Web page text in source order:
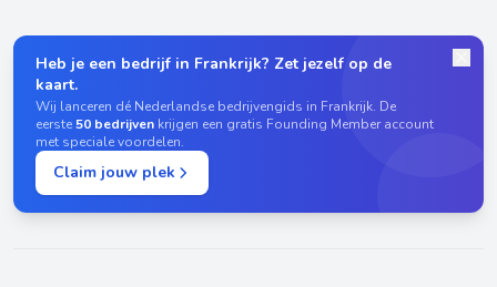
Heb je een bedrijf in Frankrijk? Zet jezelf op de
kaart.
Wij lanceren dé Nederlandse bedrijvengids in Frankrijk. De
eerste50 bedrijven krijgen een gratis Founding Member account
met speciale voordelen.
Claim jouw plek